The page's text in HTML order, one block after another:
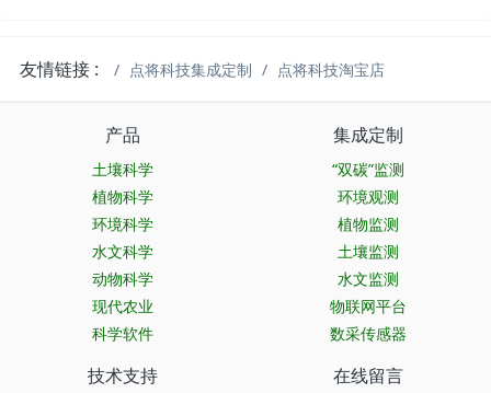
友情链接 : 点将科技集成定制 点将科技淘宝店
产品
土壤科学
植物科学
环境科学
水文科学
动物科学
现代农业
科学软件
集成定制
“双碳”监测
环境观测
植物监测
土壤监测
水文监测
物联网平台
数采传感器
技术支持 在线留言